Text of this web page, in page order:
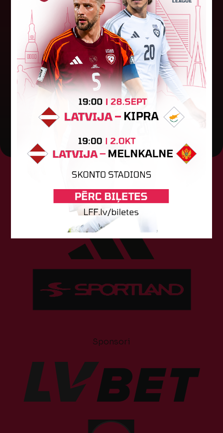
Jūlijā par labāko "LuckyBet" SFL
atzīta Keita Zviedre
Par "LuckyBet" Sieviešu futbola līgas jūnija
labāko spēlētāju atzīta FS "Metta" spēlētāja
Keita Zviedre. Uzvarētāja tika noskaidrota
balsojumā, kurā tika apkopotas...
06. augusts 2026.
Tehniskais sponsors
Sponsori